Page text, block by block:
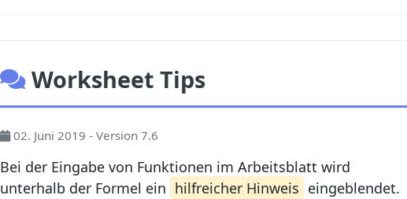
Worksheet Tips
02. Juni 2019 - Version 7.6
Bei der Eingabe von Funktionen im Arbeitsblatt wird
unterhalb der Formel ein hilfreicher Hinweis eingeblendet.